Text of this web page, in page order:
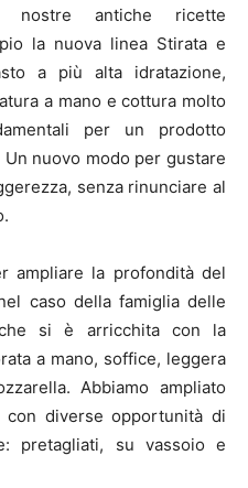
nostre antiche ricette
la nuova linea Stirata e
a più alta idratazione,
a mano e cottura molto
per un prodotto
nuovo modo per gustare
senza rinunciare al
ampliare la profondità del
caso della famiglia delle
si è arricchita con la
a mano, soffice, leggera
Abbiamo ampliato
diverse opportunità di
pretagliati, su vassoio e